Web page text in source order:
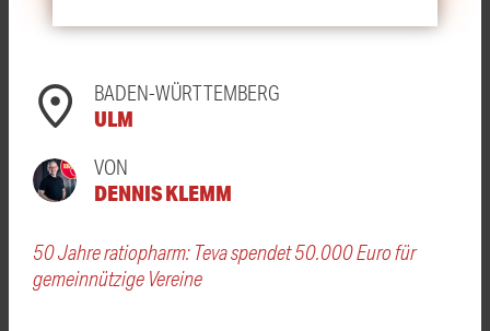
BADEN-WÜRTTEMBERG
ULM
VON
DENNIS KLEMM
50 Jahre ratiopharm: Teva spendet 50.000 Euro für
gemeinnützige Vereine